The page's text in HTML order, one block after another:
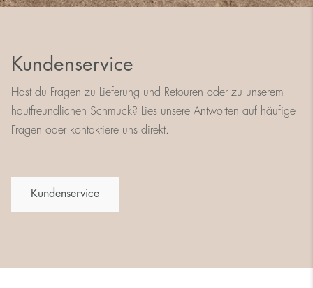
Kundenservice
Hast du Fragen zu Lieferung und Retouren oder zu unserem
hautfreundlichen Schmuck? Lies unsere Antworten auf häufige
Fragen oder kontaktiere uns direkt.
Kundenservice